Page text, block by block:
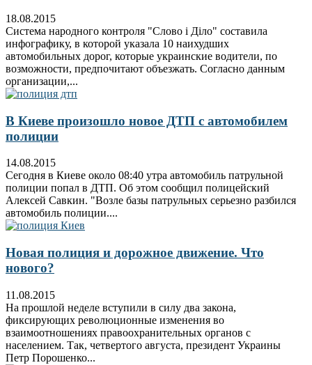
18.08.2015
Система народного контроля "Слово i Дiло" составила
инфографику, в которой указала 10 наихудших
автомобильных дорог, которые украинские водители, по
возможности, предпочитают объезжать. Согласно данным
организации,...
В Киеве произошло новое ДТП с автомобилем
полиции
14.08.2015
Сегодня в Киеве около 08:40 утра автомобиль патрульной
полиции попал в ДТП. Об этом сообщил полицейский
Алексей Савкин. "Возле базы патрульных серьезно разбился
автомобиль полиции....
Новая полиция и дорожное движение. Что
нового?
11.08.2015
На прошлой неделе вступили в силу два закона,
фиксирующих революционные изменения во
взаимоотношениях правоохранительных органов с
населением. Так, четвертого августа, президент Украины
Петр Порошенко...